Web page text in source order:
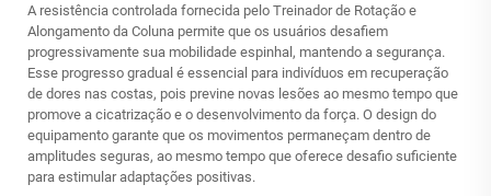
A resistência controlada fornecida pelo Treinador de Rotação e
Alongamento da Coluna permite que os usuários desafiem
progressivamente sua mobilidade espinhal, mantendo a segurança.
Esse progresso gradual é essencial para indivíduos em recuperação
de dores nas costas, pois previne novas lesões ao mesmo tempo que
promove a cicatrização e o desenvolvimento da força. O design do
equipamento garante que os movimentos permaneçam dentro de
amplitudes seguras, ao mesmo tempo que oferece desafio suficiente
para estimular adaptações positivas.